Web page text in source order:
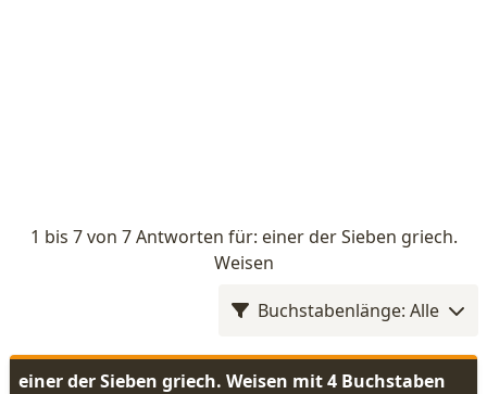
1 bis 7 von 7 Antworten für: einer der Sieben griech.
Weisen
Buchstabenlänge: Alle
einer der Sieben griech. Weisen mit 4 Buchstaben